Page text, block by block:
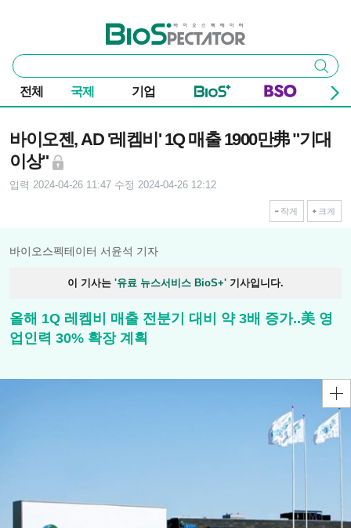
바이오스펙테이터
통
합
검
색
검색
전체 국제 기업
바이오젠, AD '레켐비' 1Q 매출 1900만弗 "기대
이상"
입력 2024-04-26 11:47 수정 2024-04-26 12:12
작게 크게
바이오스펙테이터 서윤석 기자
이 기사는 '유료 뉴스서비스 BioS+' 기사입니다.
올해 1Q 레켐비 매출 전분기 대비 약 3배 증가..美 영
업인력 30% 확장 계획